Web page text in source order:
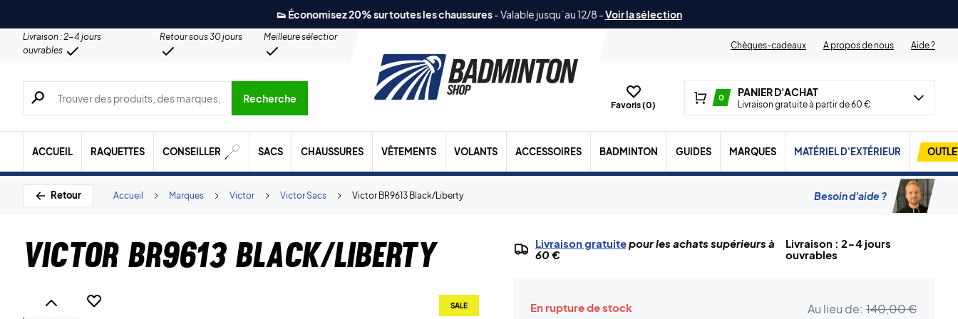
👟 Économisez 20% sur toutes les chaussures-Valable jusqu´au 12/8 -Voir la sélection
Livraison : 2-4 jours
ouvrables
Retour sous 30 jours
Meilleure sélection
Chèques-cadeaux
A propos de nous Aide ?
Recherche de produits, de marques, etc.
Recherche
Favoris (0)
0 PANIER D'ACHAT
Livraison gratuite à partir de 60 €
ACCUEIL RAQUETTES CONSEILLER SACS CHAUSSURES VÊTEMENTS VOLANTS ACCESSOIRES BADMINTON GUIDES MARQUES MATÉRIEL D'EXTÉRIEUR
Retour Victor BR9613 Black/Liberty
Victor Sacs
Victor
Marques
Accueil Besoin d'aide ?
Victor BR9613 Black/Liberty
SALE
Livraison gratuitepour les achats supérieurs à
60 €
Livraison : 2-4 jours
ouvrables
En rupture de stock Au lieu de: 140,00 €